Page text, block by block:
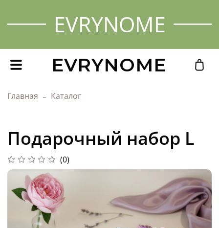
EVRYNOME
EVRYNOME
Главная Каталог
Подарочный набор L
(0)